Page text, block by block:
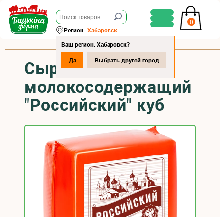
0
Регион: Хабаровск
Ваш регион: Хабаровск?
Да
Выбрать другой город
Сырный продукт
молокосодержащий
"Российский" куб